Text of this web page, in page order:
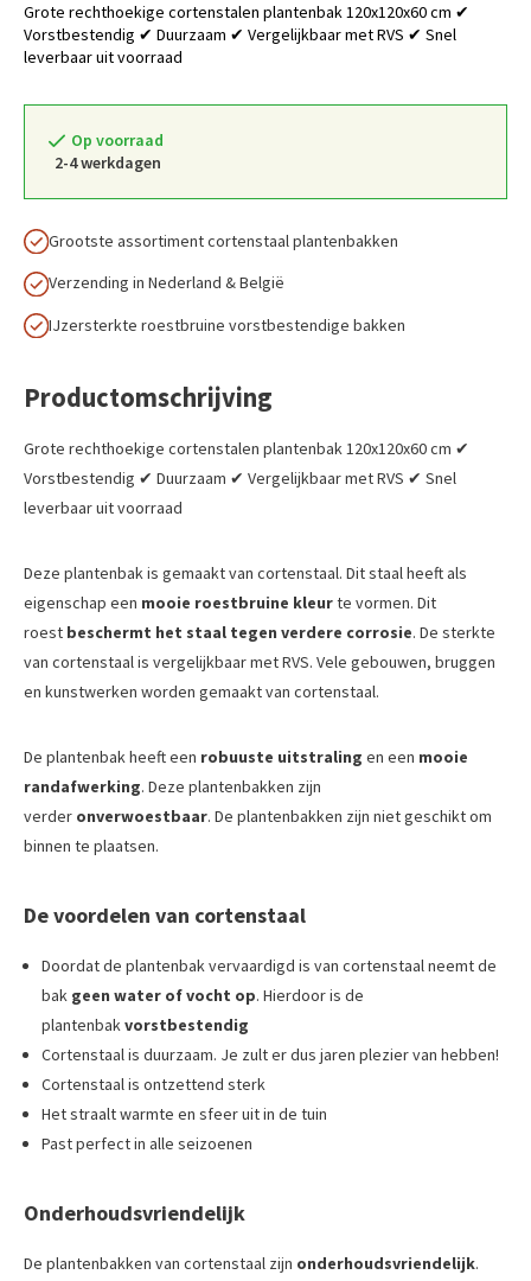
Grote rechthoekige cortenstalen plantenbak 120x120x60 cm ✔
Vorstbestendig ✔ Duurzaam ✔ Vergelijkbaar met RVS ✔ Snel
leverbaar uit voorraad
Op voorraad
2-4 werkdagen
Grootste assortiment cortenstaal plantenbakken
Verzending in Nederland & België
IJzersterkte roestbruine vorstbestendige bakken
Productomschrijving
Grote rechthoekige cortenstalen plantenbak 120x120x60 cm ✔
Vorstbestendig ✔ Duurzaam ✔ Vergelijkbaar met RVS ✔ Snel
leverbaar uit voorraad
Deze plantenbak is gemaakt van cortenstaal. Dit staal heeft als
eigenschap een mooie roestbruine kleurte vormen. Dit
roest beschermt het staal tegen verdere corrosie. De sterkte
van cortenstaal is vergelijkbaar met RVS. Vele gebouwen, bruggen
en kunstwerken worden gemaakt van cortenstaal.
De plantenbak heeft een robuuste uitstraling en een mooie
randafwerking. Deze plantenbakken zijn
verder onverwoestbaar. De plantenbakken zijn niet geschikt om
binnen te plaatsen.
De voordelen van cortenstaal
Doordat de plantenbak vervaardigd is van cortenstaal neemt de
bak geen water of vocht op. Hierdoor is de
plantenbakvorstbestendig
Cortenstaal is duurzaam. Je zult er dus jaren plezier van hebben!
Cortenstaal is ontzettend sterk
Het straalt warmte en sfeer uit in de tuin
Past perfect in alle seizoenen
Onderhoudsvriendelijk
De plantenbakken van cortenstaal zijn onderhoudsvriendelijk.